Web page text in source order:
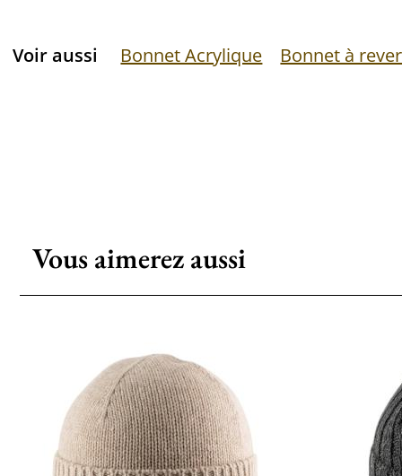
Voir aussi Bonnet Acrylique Bonnet à
Vous aimerez aussi